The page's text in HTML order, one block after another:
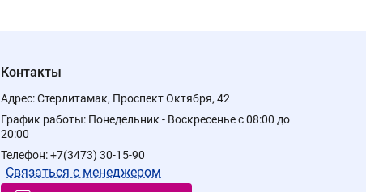
Контакты
Адрес: Стерлитамак, Проспект Октября, 42
График работы: Понедельник - Воскресенье с 08:00 до
20:00
Телефон: +7(3473) 30-15-90
Связаться с менеджером